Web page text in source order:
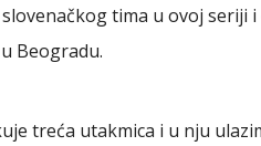
tima u ovoj seriji
Beogradu.
treća utakmica i u nju